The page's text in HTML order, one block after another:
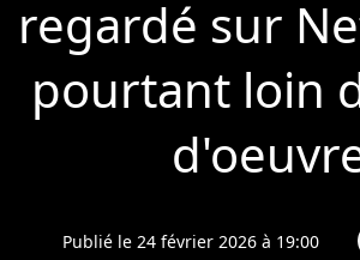
regardé sur
pourtant loin
Publié le 24 février 2026 à 19:00